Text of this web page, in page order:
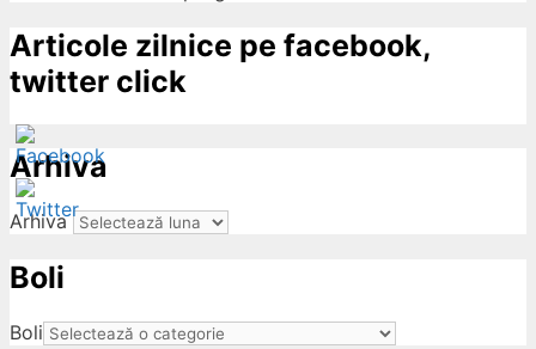
Articole zilnice pe facebook,
twitter click
Arhiva
Arhiva
Boli
Boli